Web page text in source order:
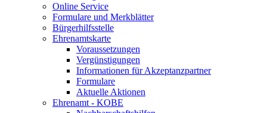
Online Service
Formulare und Merkblätter
Bürgerhilfsstelle
Ehrenamtskarte
Voraussetzungen
Vergünstigungen
Informationen für Akzeptanzpartner
Formulare
Aktuelle Aktionen
Ehrenamt - KOBE